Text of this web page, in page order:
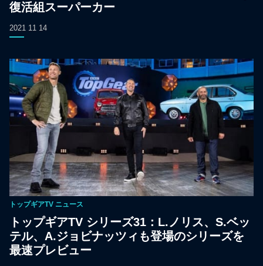
復活組スーパーカー
2021 11 14
トップギアTV ニュース
トップギアTV シリーズ31：L.ノリス、S.ベッ
テル、A.ジョビナッツィも登場のシリーズを
最速プレビュー